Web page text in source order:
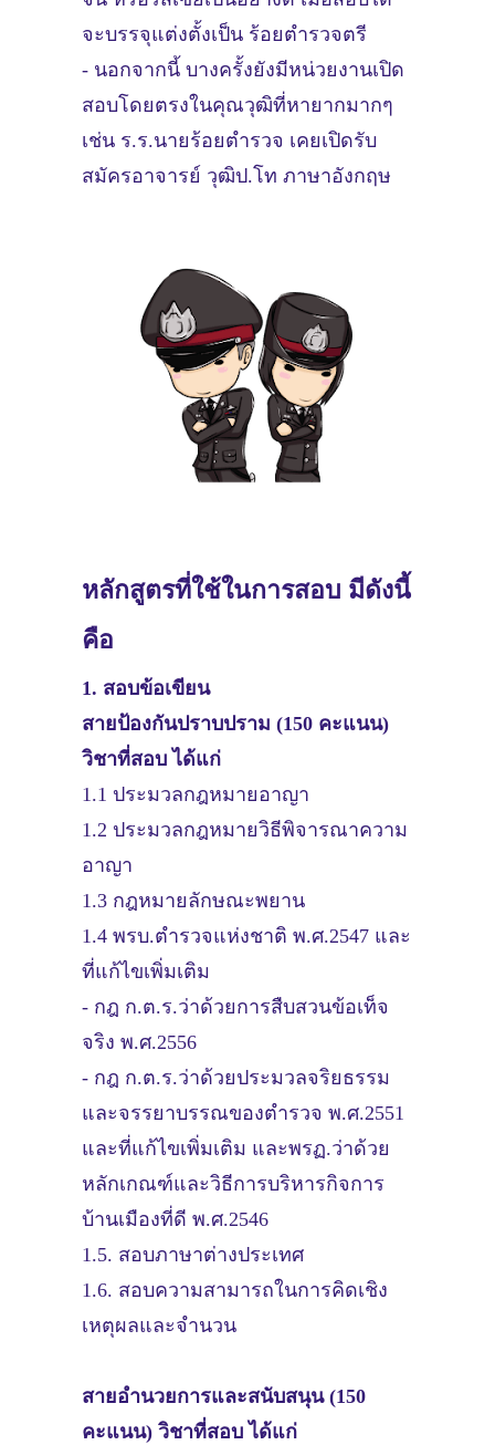
จะบรรจุแต่งตั้งเป็น ร้อยตำรวจตรี
- นอกจากนี้ บางครั้งยังมีหน่วยงานเปิด
สอบโดยตรงในคุณวุฒิที่หายากมากๆ
เช่น ร.ร.นายร้อยตำรวจ เคยเปิดรับ
สมัครอาจารย์ วุฒิป.โท ภาษาอังกฤษ
หลักสูตรที่ใช้ในการสอบ มีดังนี้
คือ
1. สอบข้อเขียน
สายป้องกันปราบปราม (150 คะแนน)
วิชาที่สอบ ได้แก่
1.1 ประมวลกฎหมายอาญา
1.2 ประมวลกฎหมายวิธีพิจารณาความ
อาญา
1.3 กฎหมายลักษณะพยาน
1.4 พรบ.ตำรวจแห่งชาติ พ.ศ.2547 และ
ที่แก้ไขเพิ่มเติม
- กฎ ก.ต.ร.ว่าด้วยการสืบสวนข้อเท็จ
จริง พ.ศ.2556
- กฎ ก.ต.ร.ว่าด้วยประมวลจริยธรรม
และจรรยาบรรณของตำรวจ พ.ศ.2551
และที่แก้ไขเพิ่มเติม และพรฏ.ว่าด้วย
หลักเกณฑ์และวิธีการบริหารกิจการ
บ้านเมืองที่ดี พ.ศ.2546
1.5. สอบภาษาต่างประเทศ
1.6. สอบความสามารถในการคิดเชิง
เหตุผลและจำนวน
สายอำนวยการและสนับสนุน (150
คะแนน) วิชาที่สอบ ได้แก่